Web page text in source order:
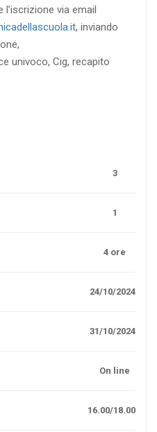
via email
, inviando
univoco, Cig, recapito
3
1
4 ore
24/10/2024
31/10/2024
On line
16.00/18.00